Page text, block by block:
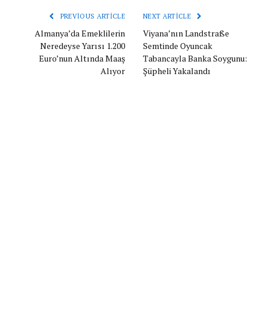
PREVIOUS ARTICLE
Almanya’da Emeklilerin
Neredeyse Yarısı 1.200
Euro’nun Altında Maaş
Alıyor
NEXT ARTICLE
Viyana’nın Landstraße
Semtinde Oyuncak
Tabancayla Banka Soygunu:
Şüpheli Yakalandı